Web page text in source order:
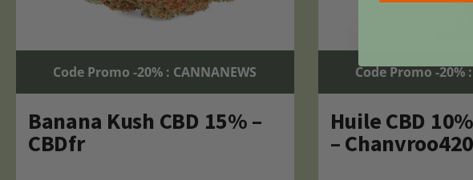
Code Promo -20% : CANNANEWS
Banana Kush CBD 15% –
CBDfr
Code Promo -20%
Huile CBD
– Chanvroo420